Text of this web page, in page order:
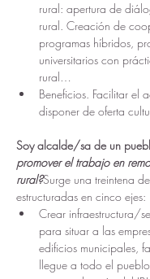
rural: apertura de
rural. Creación de
programas híbridos,
universitarios con
rural…
Beneficios. Facilitar el
disponer de oferta
Soy alcalde/sa de un
promover el trabajo en
rural?Surge una treintena
estructuradas en cinco ejes:
Crear infraestructura/
para situar a las
edificios municipales,
llegue a todo el